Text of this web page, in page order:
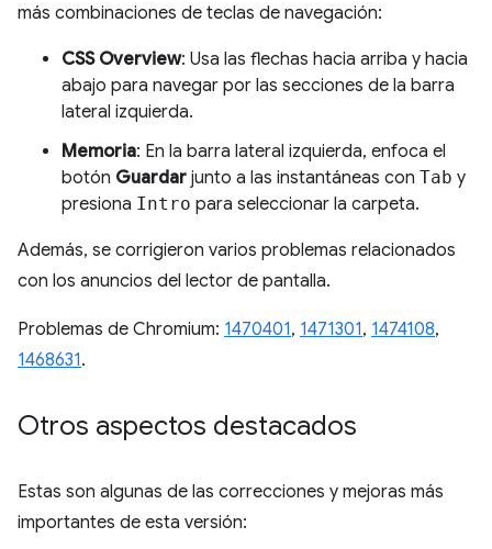
más combinaciones de teclas de navegación:
CSS Overview: Usa las flechas hacia arriba y hacia
abajo para navegar por las secciones de la barra
lateral izquierda.
Memoria: En la barra lateral izquierda, enfoca el
botón Guardar junto a las instantáneas con Tab y
presiona Intro para seleccionar la carpeta.
Además, se corrigieron varios problemas relacionados
con los anuncios del lector de pantalla.
Problemas de Chromium: 1470401, 1471301, 1474108,
1468631.
Otros aspectos destacados
Estas son algunas de las correcciones y mejoras más
importantes de esta versión: